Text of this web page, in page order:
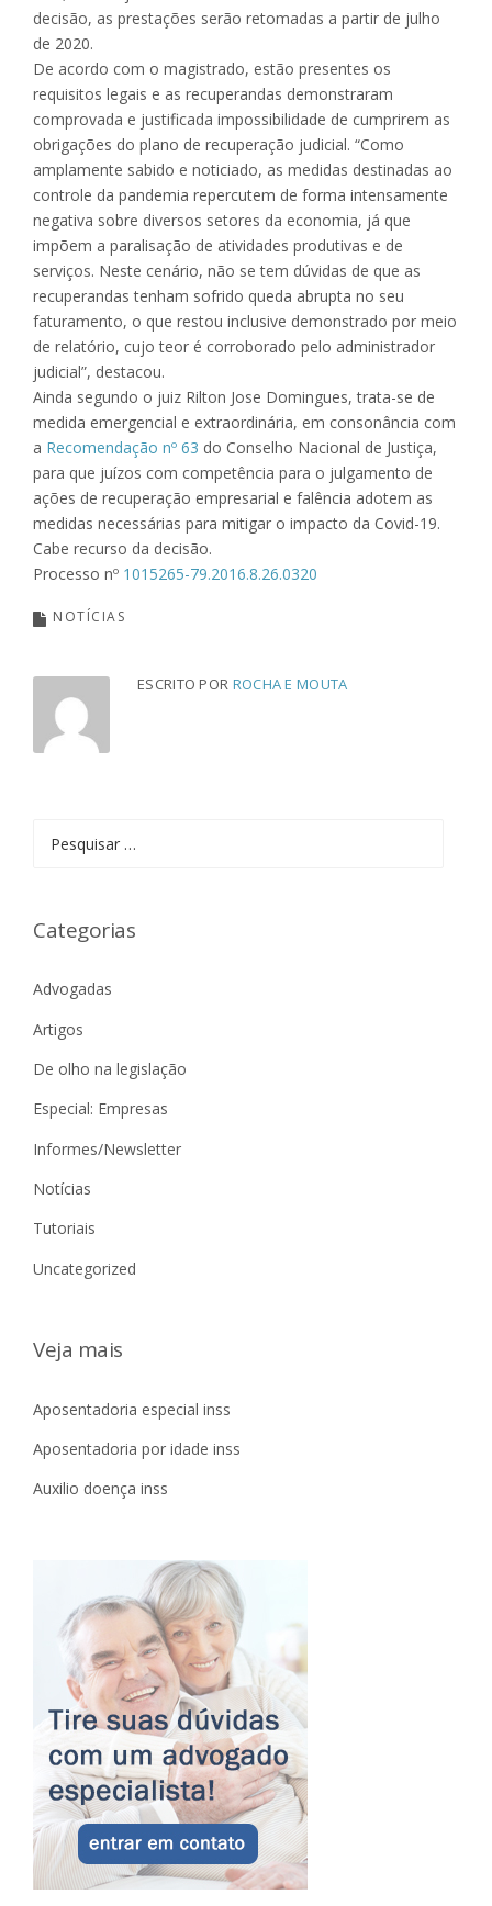
decisão, as prestações serão retomadas a partir de julho
de 2020.
De acordo com o magistrado, estão presentes os
requisitos legais e as recuperandas demonstraram
comprovada e justificada impossibilidade de cumprirem as
obrigações do plano de recuperação judicial. “Como
amplamente sabido e noticiado, as medidas destinadas ao
controle da pandemia repercutem de forma intensamente
negativa sobre diversos setores da economia, já que
impõem a paralisação de atividades produtivas e de
serviços. Neste cenário, não se tem dúvidas de que as
recuperandas tenham sofrido queda abrupta no seu
faturamento, o que restou inclusive demonstrado por meio
de relatório, cujo teor é corroborado pelo administrador
judicial”, destacou.
Ainda segundo o juiz Rilton Jose Domingues, trata-se de
medida emergencial e extraordinária, em consonância com
a Recomendação nº 63 do Conselho Nacional de Justiça,
para que juízos com competência para o julgamento de
ações de recuperação empresarial e falência adotem as
medidas necessárias para mitigar o impacto da Covid-19.
Cabe recurso da decisão.
Processo nº 1015265-79.2016.8.26.0320
NOTÍCIAS
ESCRITO POR ROCHA E MOUTA
por:
Categorias
Advogadas
Artigos
De olho na legislação
Especial: Empresas
Informes/Newsletter
Notícias
Tutoriais
Uncategorized
Veja mais
Aposentadoria especial inss
Aposentadoria por idade inss
Auxilio doença inss